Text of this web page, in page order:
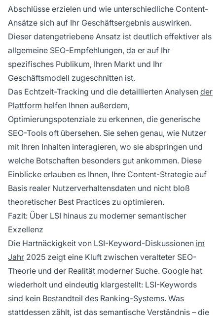
Abschlüsse erzielen und wie unterschiedliche Content-
Ansätze sich auf Ihr Geschäftsergebnis auswirken.
Dieser datengetriebene Ansatz ist deutlich effektiver als
allgemeine SEO-Empfehlungen, da er auf Ihr
spezifisches Publikum, Ihren Markt und Ihr
Geschäftsmodell zugeschnitten ist.
Das Echtzeit-Tracking und die detaillierten Analysen der
Plattform helfen Ihnen außerdem,
Optimierungspotenziale zu erkennen, die generische
SEO-Tools oft übersehen. Sie sehen genau, wie Nutzer
mit Ihren Inhalten interagieren, wo sie abspringen und
welche Botschaften besonders gut ankommen. Diese
Einblicke erlauben es Ihnen, Ihre Content-Strategie auf
Basis realer Nutzerverhaltensdaten und nicht bloß
theoretischer Best Practices zu optimieren.
Fazit: Über LSI hinaus zu moderner semantischer
Exzellenz
Die Hartnäckigkeit von LSI-Keyword-Diskussionen im
Jahr 2025 zeigt eine Kluft zwischen veralteter SEO-
Theorie und der Realität moderner Suche. Google hat
wiederholt und eindeutig klargestellt: LSI-Keywords
sind kein Bestandteil des Ranking-Systems. Was
stattdessen zählt, ist das semantische Verständnis – die